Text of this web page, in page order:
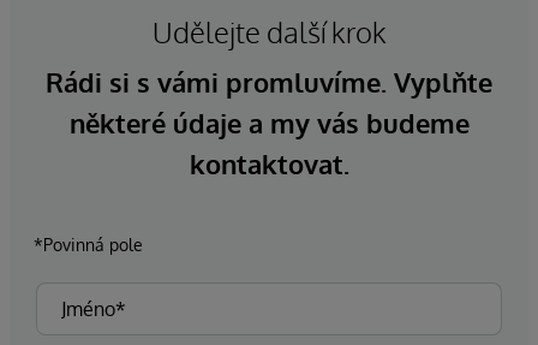
Udělejte další krok
Rádi si s vámi promluvíme. Vyplňte
některé údaje a my vás budeme
kontaktovat.
*Povinná pole